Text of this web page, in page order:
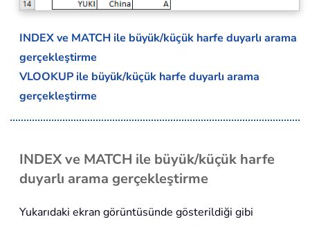
INDEX ve MATCH ile büyük/küçük harfe duyarlı arama
gerçekleştirme
VLOOKUP ile büyük/küçük harfe duyarlı arama
gerçekleştirme
INDEX ve MATCH ile büyük/küçük harfe
duyarlı arama gerçekleştirme
Yukarıdaki ekran görüntüsünde gösterildiği gibi